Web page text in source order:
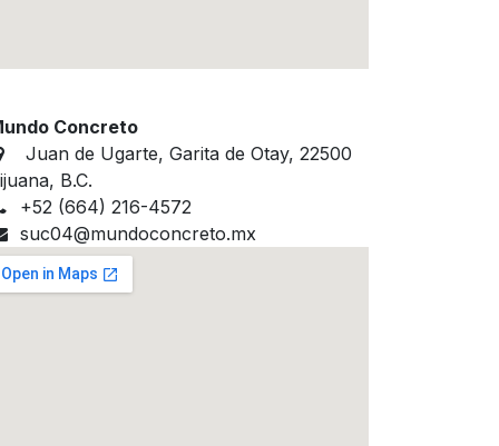
Concreto
Juan de Ugarte, Garita de Otay, 22500
B.C.
+52 (664) 216-4572
suc04@mundoconcreto.mx